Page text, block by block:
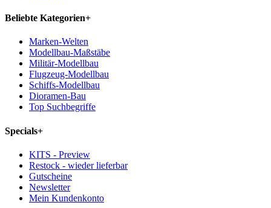
Beliebte Kategorien+
Marken-Welten
Modellbau-Maßstäbe
Militär-Modellbau
Flugzeug-Modellbau
Schiffs-Modellbau
Dioramen-Bau
Top Suchbegriffe
Specials+
KITS - Preview
Restock - wieder lieferbar
Gutscheine
Newsletter
Mein Kundenkonto